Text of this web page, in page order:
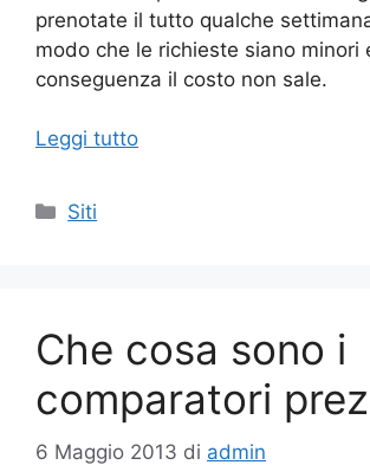
prenotate il tutto qualche
modo che le richieste siano minori
conseguenza il costo non sale.
Leggi tutto
Categorie
Siti
Che cosa sono i
comparatori
6 Maggio 2013 di admin